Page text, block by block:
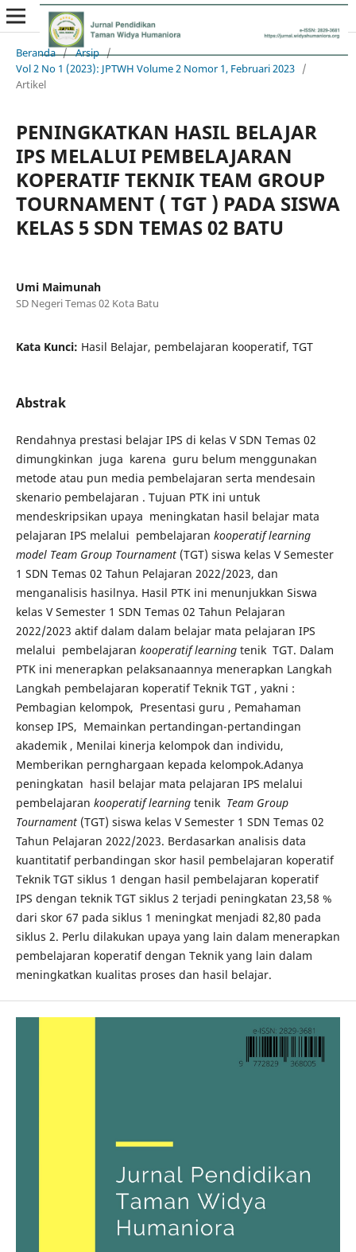
Beranda / Arsip /
Vol 2 No 1 (2023): JPTWH Volume 2 Nomor 1, Februari 2023 /
Artikel
PENINGKATKAN HASIL BELAJAR
IPS MELALUI PEMBELAJARAN
KOPERATIF TEKNIK TEAM GROUP
TOURNAMENT ( TGT ) PADA SISWA
KELAS 5 SDN TEMAS 02 BATU
Umi Maimunah
SD Negeri Temas 02 Kota Batu
Kata Kunci: Hasil Belajar, pembelajaran kooperatif, TGT
Abstrak
Rendahnya prestasi belajar IPS di kelas V SDN Temas 02
dimungkinkan juga karena guru belum menggunakan
metode atau pun media pembelajaran serta mendesain
skenario pembelajaran . Tujuan PTK ini untuk
mendeskripsikan upaya meningkatan hasil belajar mata
pelajaran IPS melalui pembelajaran kooperatif learning
model Team Group Tournament (TGT) siswa kelas V Semester
1 SDN Temas 02 Tahun Pelajaran 2022/2023, dan
menganalisis hasilnya. Hasil PTK ini menunjukkan Siswa
kelas V Semester 1 SDN Temas 02 Tahun Pelajaran
2022/2023 aktif dalam dalam belajar mata pelajaran IPS
melalui pembelajaran kooperatif learningtenik TGT. Dalam
PTK ini menerapkan pelaksanaannya menerapkan Langkah
Langkah pembelajaran koperatif Teknik TGT , yakni :
Pembagian kelompok, Presentasi guru , Pemahaman
konsep IPS, Memainkan pertandingan-pertandingan
akademik , Menilai kinerja kelompok dan individu,
Memberikan pernghargaan kepada kelompok.Adanya
peningkatan hasil belajar mata pelajaran IPS melalui
pembelajaran kooperatif learningtenik Team Group
Tournament(TGT) siswa kelas V Semester 1 SDN Temas 02
Tahun Pelajaran 2022/2023. Berdasarkan analisis data
kuantitatif perbandingan skor hasil pembelajaran koperatif
Teknik TGT siklus 1 dengan hasil pembelajaran koperatif
IPS dengan teknik TGT siklus 2 terjadi peningkatan 23,58 %
dari skor 67 pada siklus 1 meningkat menjadi 82,80 pada
siklus 2. Perlu dilakukan upaya yang lain dalam menerapkan
pembelajaran koperatif dengan Teknik yang lain dalam
meningkatkan kualitas proses dan hasil belajar.